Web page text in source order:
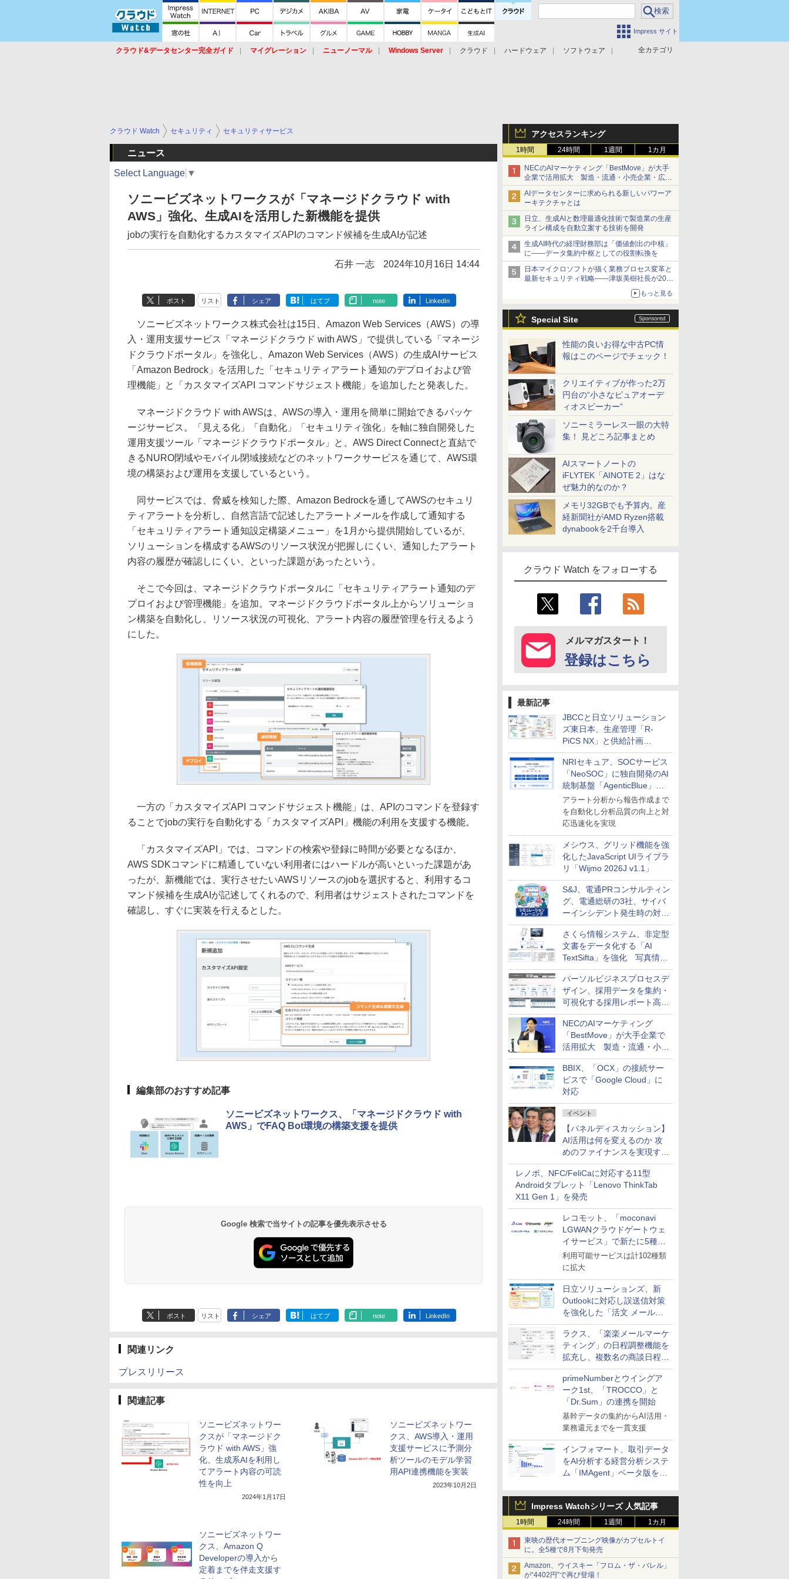
Impress サイト
全カテゴリ
クラウド&データセンター完全ガイド マイグレーション ニューノーマル Windows Server クラウド ハードウェア
ソフトウェア
アクセスランキング
1時間 24時間 1週間 1カ月
NECのAIマーケティング「BestMove」が大手
企業で活用拡大 製造・流通・小売企業・広告
代理店などが実装フェーズへ
AIデータセンターに求められる新しいパワーア
ーキテクチャとは
日立、生成AIと数理最適化技術で製造業の生産
ライン構成を自動立案する技術を開発
生成AI時代の経理財務部は「価値創出の中核」
に――データ集約中枢としての役割転換を
日本マイクロソフトが描く業務プロセス変革と
最新セキュリティ戦略――津坂美樹社長が2027
もっと見る
Special Site
性能の良いお得な中古PC情
報はこのページでチェック！
クリエイティブが作った2万
円台の“小さなピュアオーデ
ィオスピーカー”
ソニーミラーレス一眼の大特
集！ 見どころ記事まとめ
AIスマートノートの
iFLYTEK「AINOTE 2」はな
ぜ魅力的なのか？
メモリ32GBでも予算内。産
経新聞社がAMD Ryzen搭載
dynabookを2千台導入
クラウド Watch をフォローする
メルマガスタート！
登録はこちら
最新記事
JBCCと日立ソリューション
ズ東日本、生産管理「R-
PiCS NX」と供給計画
「scSQUARE ISP」の連携サ
ービスを提供開始
NRIセキュア、SOCサービス
「NeoSOC」に独自開発のAI
統制基盤「AgenticBlue」を
導入
アラート分析から報告作成まで
を自動化し分析品質の向上と対
応迅速化を実現
メシウス、グリッド機能を強
化したJavaScript UIライブラ
リ「Wijmo 2026J v1.1」
S&J、電通PRコンサルティン
グ、電通総研の3社、サイバ
ーインシデント発生時の対応
と危機管理広報を一体的に訓
練するプログラムを提供
さくら情報システム、非定型
文書をデータ化する「AI
TextSifta」を強化 写真情報
のデータ化などに対応
パーソルビジネスプロセスデ
ザイン、採用データを集約・
可視化する採用レポート高速
化サービスを提供
NECのAIマーケティング
「BestMove」が大手企業で
活用拡大 製造・流通・小売
企業・広告代理店などが実装
フェーズへ
BBIX、「OCX」の接続サー
ビスで「Google Cloud」に
対応
イベント
【パネルディスカッション】
AI活用は何を変えるのか 攻
めのファイナンスを実現する
業務設計とマインドセット変
革
レノボ、NFC/FeliCaに対応する11型
Androidタブレット「Lenovo ThinkTab
X11 Gen 1」を発売
レコモット、「moconavi
LGWANクラウドゲートウェ
イサービス」で新たに5種類
のサービスと連携開始
利用可能サービスは計102種類
に拡大
日立ソリューションズ、新
Outlookに対応し誤送信対策
を強化した「活文 メール誤
送信防止アドインサービス」
を提供
ラクス、「楽楽メールマーケ
ティング」の日程調整機能を
拡充し、複数名の商談日程調
整を効率化
primeNumberとウイングア
ーク1st、「TROCCO」と
「Dr.Sum」の連携を開始
基幹データの集約からAI活用・
業務還元までを一貫支援
インフォマート、取引データ
をAI分析する経営分析システ
ム「IMAgent」ベータ版を提
Impress Watchシリーズ 人気記事
1時間 24時間 1週間 1カ月
東映の歴代オープニング映像がカプセルトイ
に。全5種で8月下旬発売
Amazon、ウイスキー「フロム・ザ・バレル」
が“4402円”で再び登場！
クラウド Watch セキュリティ セキュリティサービス
ニュース
Select Language ▼
ソニービズネットワークスが「マネージドクラウド with
AWS」強化、生成AIを活用した新機能を提供
jobの実行を自動化するカスタマイズAPIのコマンド候補を生成AIが記述
石井 一志 2024年10月16日 14:44
ポスト リスト シェア はてブ note LinkedIn
ソニービズネットワークス株式会社は15日、Amazon Web Services（AWS）の導
入・運用支援サービス「マネージドクラウド with AWS」で提供している「マネージ
ドクラウドポータル」を強化し、Amazon Web Services（AWS）の生成AIサービス
「Amazon Bedrock」を活用した「セキュリティアラート通知のデプロイおよび管
理機能」と「カスタマイズAPI コマンドサジェスト機能」を追加したと発表した。
マネージドクラウド with AWSは、AWSの導入・運用を簡単に開始できるパッケ
ージサービス。「見える化」「自動化」「セキュリティ強化」を軸に独自開発した
運用支援ツール「マネージドクラウドポータル」と、AWS Direct Connectと直結で
きるNURO閉域やモバイル閉域接続などのネットワークサービスを通じて、AWS環
境の構築および運用を支援しているという。
同サービスでは、脅威を検知した際、Amazon Bedrockを通してAWSのセキュリ
ティアラートを分析し、自然言語で記述したアラートメールを作成して通知する
「セキュリティアラート通知設定構築メニュー」を1月から提供開始しているが、
ソリューションを構成するAWSのリソース状況が把握しにくい、通知したアラート
内容の履歴が確認しにくい、といった課題があったという。
そこで今回は、マネージドクラウドポータルに「セキュリティアラート通知のデ
プロイおよび管理機能」を追加。マネージドクラウドポータル上からソリューショ
ン構築を自動化し、リソース状況の可視化、アラート内容の履歴管理を行えるよう
にした。
一方の「カスタマイズAPI コマンドサジェスト機能」は、APIのコマンドを登録す
ることでjobの実行を自動化する「カスタマイズAPI」機能の利用を支援する機能。
「カスタマイズAPI」では、コマンドの検索や登録に時間が必要となるほか、
AWS SDKコマンドに精通していない利用者にはハードルが高いといった課題があ
ったが、新機能では、実行させたいAWSリソースのjobを選択すると、利用するコ
マンド候補を生成AIが記述してくれるので、利用者はサジェストされたコマンドを
確認し、すぐに実装を行えるとした。
編集部のおすすめ記事
ソニービズネットワークス、「マネージドクラウド with
AWS」でFAQ Bot環境の構築支援を提供
Google 検索で当サイトの記事を優先表示させる
ポスト リスト シェア はてブ note LinkedIn
関連リンク
プレスリリース
関連記事
ソニービズネットワー
クスが「マネージドク
ラウド with AWS」強
化、生成系AIを利用し
てアラート内容の可読
性を向上
2024年1月17日
ソニービズネットワー
クス、AWS導入・運用
支援サービスに予測分
析ツールのモデル学習
用API連携機能を実装
2023年10月2日
ソニービズネットワー
クス、Amazon Q
Developerの導入から
定着までを伴走支援す